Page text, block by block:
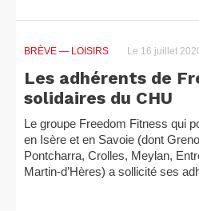
BRÈVE — LOISIRS Le 16 juillet
Les adhérents de
solidaires du CHU
Le groupe Freedom Fitness qui
en Isère et en Savoie (dont
Pontcharra, Crolles, Meylan,
Martin-d’Hères) a sollicité ses